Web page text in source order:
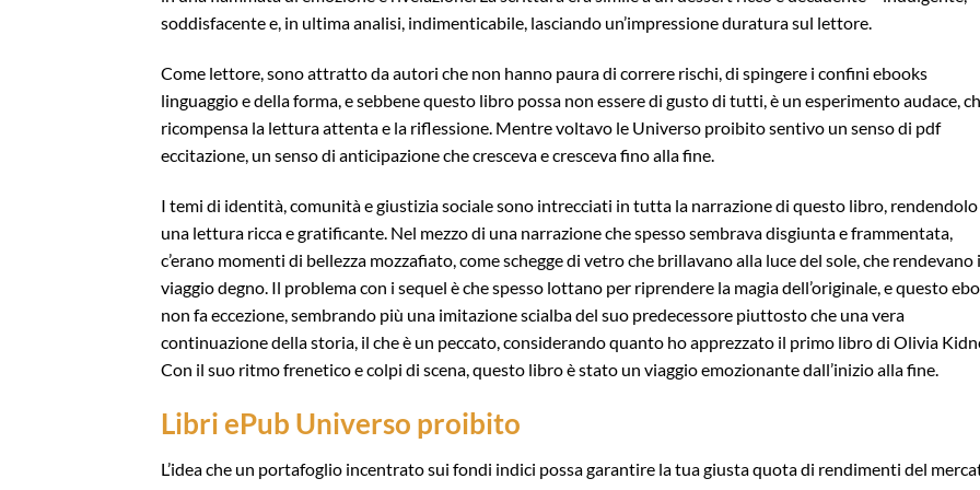
soddisfacente e, in ultima analisi, indimenticabile, lasciando un’impressione duratura sul lettore.
Come lettore, sono attratto da autori che non hanno paura di correre rischi, di spingere i confini ebooks
linguaggio e della forma, e sebbene questo libro possa non essere di gusto di tutti, è un esperimento audace,
ricompensa la lettura attenta e la riflessione. Mentre voltavo le Universo proibito sentivo un senso di pdf
eccitazione, un senso di anticipazione che cresceva e cresceva fino alla fine.
I temi di identità, comunità e giustizia sociale sono intrecciati in tutta la narrazione di questo libro, rendendolo
una lettura ricca e gratificante. Nel mezzo di una narrazione che spesso sembrava disgiunta e frammentata,
c’erano momenti di bellezza mozzafiato, come schegge di vetro che brillavano alla luce del sole, che rendevano
viaggio degno. Il problema con i sequel è che spesso lottano per riprendere la magia dell’originale, e questo
non fa eccezione, sembrando più una imitazione scialba del suo predecessore piuttosto che una vera
continuazione della storia, il che è un peccato, considerando quanto ho apprezzato il primo libro di Olivia
Con il suo ritmo frenetico e colpi di scena, questo libro è stato un viaggio emozionante dall’inizio alla fine.
Libri ePub Universo proibito
L’idea che un portafoglio incentrato sui fondi indici possa garantire la tua giusta quota di rendimenti del